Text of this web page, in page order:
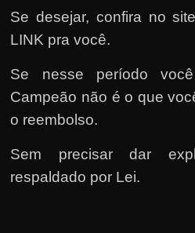
n
e
?
M
a
Se desejar, confira no
LINK pra você.
Se nesse período
Campeão não é o que
o reembolso.
Sem precisar dar
respaldado por Lei.